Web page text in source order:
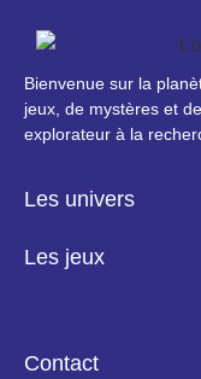
Bienvenue sur la
jeux, de mystères et
explorateur à la
Les univers
Les jeux
Contact